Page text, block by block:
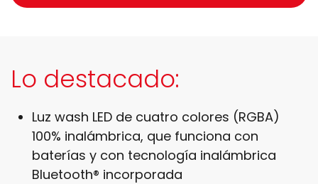
Lo destacado:
Luz wash LED de cuatro colores (RGBA)
100% inalámbrica, que funciona con
baterías y con tecnología inalámbrica
Bluetooth® incorporada